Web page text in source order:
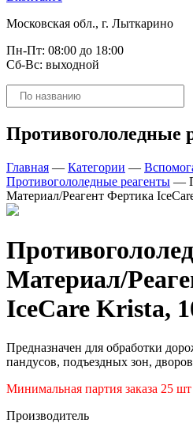
Московская обл., г. Лыткарино
Пн-Пт: 08:00 до 18:00
Сб-Вс: выходной
Поиск
товаров
Противогололедные
Главная — Категории —
Противогололедные реагенты —
Материал/Реагент Фертика
Материал/
IceCare Krista,
Предназначен для обработки
пандусов, подъездных зон,
Минимальная партия заказа 25 шт
Производитель